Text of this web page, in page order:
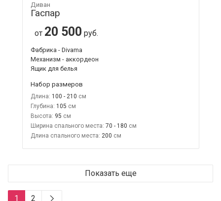
Диван
Гаспар
от 20 500 руб.
Фабрика - Divama
Механизм - аккордеон
Ящик для белья
Набор размеров
Длина: 100 - 210
Глубина: 105
Высота: 95
Ширина спального места: 70 - 180
Длина спального места: 200
Показать еще
1 2